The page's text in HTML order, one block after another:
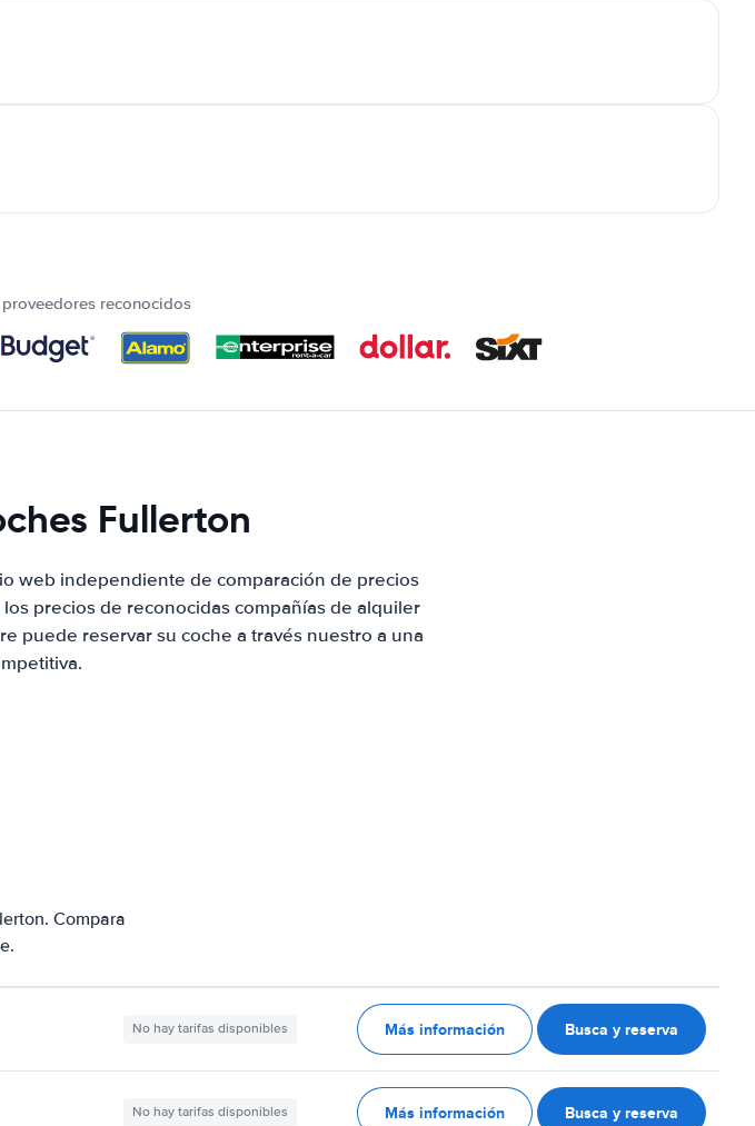
reconocidos
Fullerton
web independiente de comparación de precios
precios de reconocidas compañías de alquiler
puede reservar su coche a través nuestro a una
Compara
No hay tarifas disponibles Más información Busca y reserva
No hay tarifas disponibles Más información Busca y reserva